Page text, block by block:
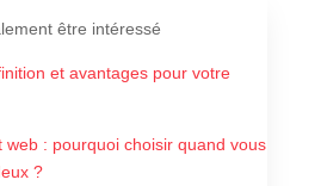
être intéressé
et avantages pour votre
web : pourquoi choisir quand vous
?